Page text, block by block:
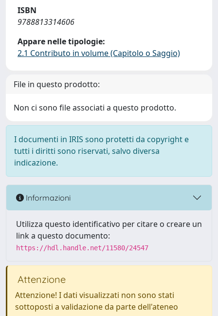
ISBN
9788813314606
Appare nelle tipologie:
2.1 Contributo in volume (Capitolo o Saggio)
File in questo prodotto:
Non ci sono file associati a questo prodotto.
I documenti in IRIS sono protetti da copyright e
tutti i diritti sono riservati, salvo diversa
indicazione.
Informazioni
Utilizza questo identificativo per citare o creare un
link a questo documento:
https://hdl.handle.net/11580/24547
Attenzione
Attenzione! I dati visualizzati non sono stati
sottoposti a validazione da parte dell'ateneo